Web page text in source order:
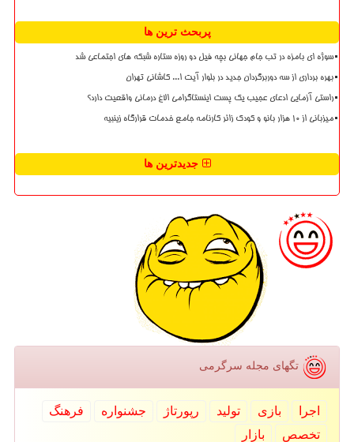
پربحث ترین ها
سوژه ای بامزه در تب جام جهانی بچه فیل دو روزه ستاره شبکه های اجتماعی شد
بهره برداری از سه دوربرگردان جدید در بلوار آیت ا... کاشانی تهران
راستی آزمایی ادعای عجیب یک پست اینستاگرامی الاغ درمانی واقعیت دارد؟
میزبانی از ۱۰ هزار بانو و کودک زائر کارنامه جامع خدمات قرارگاه زینبیه
جدیدترین ها
تگهای مجله سرگرمی
اجرا بازی تولید رپورتاژ جشنواره
فرهنگ
تخصص
بازار